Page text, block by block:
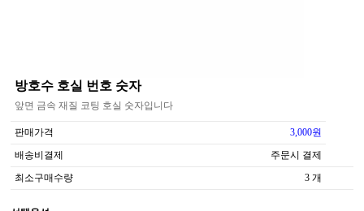
방호수 호실 번호 숫자
앞면 금속 재질 코팅 호실 숫자입니다
판매가격
3,000원
배송비결제
주문시 결제
최소구매수량
3 개